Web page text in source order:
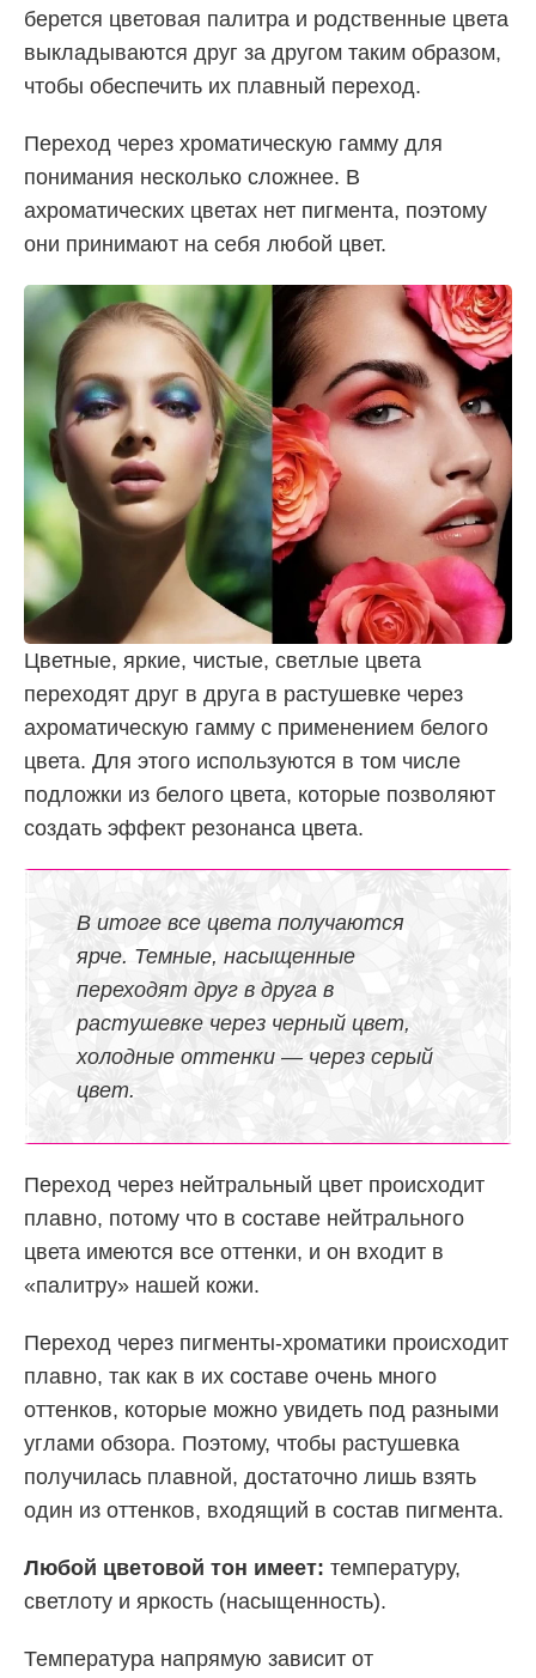
берется цветовая палитра и родственные цвета
выкладываются друг за другом таким образом,
чтобы обеспечить их плавный переход.
Переход через хроматическую гамму для
понимания несколько сложнее. В
ахроматических цветах нет пигмента, поэтому
они принимают на себя любой цвет.
Цветные, яркие, чистые, светлые цвета
переходят друг в друга в растушевке через
ахроматическую гамму с применением белого
цвета. Для этого используются в том числе
подложки из белого цвета, которые позволяют
создать эффект резонанса цвета.
В итоге все цвета получаются
ярче. Темные, насыщенные
переходят друг в друга в
растушевке через черный цвет,
холодные оттенки — через серый
цвет.
Переход через нейтральный цвет происходит
плавно, потому что в составе нейтрального
цвета имеются все оттенки, и он входит в
«палитру» нашей кожи.
Переход через пигменты-хроматики происходит
плавно, так как в их составе очень много
оттенков, которые можно увидеть под разными
углами обзора. Поэтому, чтобы растушевка
получилась плавной, достаточно лишь взять
один из оттенков, входящий в состав пигмента.
Любой цветовой тон имеет: температуру,
светлоту и яркость (насыщенность).
Температура напрямую зависит от